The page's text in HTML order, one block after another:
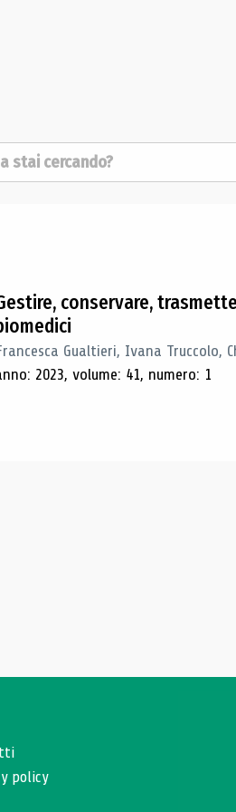
conservare,
Gualtieri, Ivana Truccolo,
2023, volume: 41, numero: 1
policy